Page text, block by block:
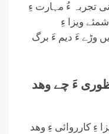
تجربہ ءُ مہارت ءِ
ویزا ءِ
وڑے ءَ دیم ءَ برگ
ءَ چے وھد
ءِ کارروائی ءِ وھد